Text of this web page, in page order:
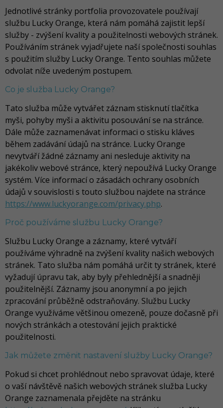
Jednotlivé stránky portfolia provozovatele používají
službu Lucky Orange, která nám pomáhá zajistit lepší
služby - zvýšení kvality a použitelnosti webových stránek.
Používáním stránek vyjadřujete naší společnosti souhlas
s použitím služby Lucky Orange. Tento souhlas můžete
odvolat níže uvedeným postupem.
Co je služba Lucky Orange?
Tato služba může vytvářet záznam stisknutí tlačítka
myši, pohyby myši a aktivitu posouvání se na stránce.
Dále může zaznamenávat informaci o stisku kláves
během zadávání údajů na stránce. Lucky Orange
nevytváří žádné záznamy ani nesleduje aktivity na
jakékoliv webové stránce, který nepoužívá Lucky Orange
systém. Více informací o zásadách ochrany osobních
údajů v souvislosti s touto službou najdete na stránce
https://www.luckyorange.com/privacy.php.
Proč používáme službu Lucky Orange?
Službu Lucky Orange a záznamy, které vytváří
používáme výhradně na zvýšení kvality našich webových
stránek. Tato služba nám pomáhá určit ty stránek, které
vyžadují úpravu tak, aby byly přehlednější a snadněji
použitelnější. Záznamy jsou anonymní a po jejich
zpracování průběžně odstraňovány. Službu Lucky
Orange využíváme většinou omezeně, pouze dočasně při
nových stránkách a otestování jejich praktické
použitelnosti.
Jak můžete změnit nastavení služby Lucky Orange?
Pokud si chcet prohlédnout nebo spravovat údaje, které
o vaší návštěvě našich webových stránek služba Lucky
Orange zaznamenala přejděte na stránku